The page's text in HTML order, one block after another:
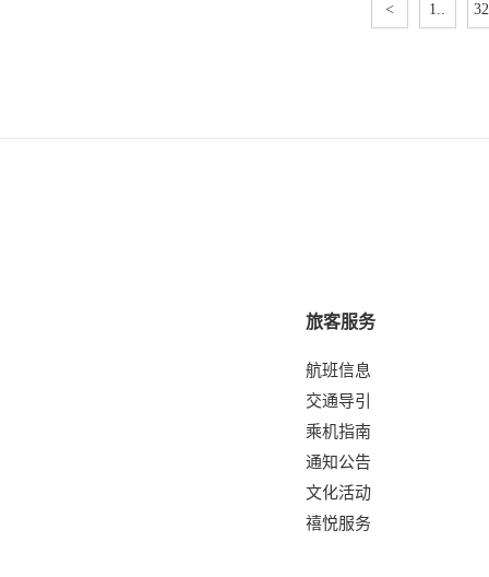
< 1..
旅客服务
航班信息
交通导引
乘机指南
通知公告
文化活动
禧悦服务